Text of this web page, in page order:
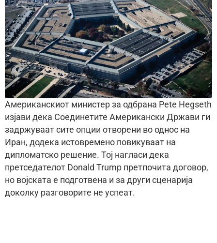
Американскиот министер за одбрана Pete Hegseth
изјави дека Соединетите Американски Држави ги
задржуваат сите опции отворени во однос на
Иран, додека истовремено повикуваат на
дипломатско решение. Тој нагласи дека
претседателот Donald Trump претпочита договор,
но војската е подготвена и за други сценарија
доколку разговорите не успеат.